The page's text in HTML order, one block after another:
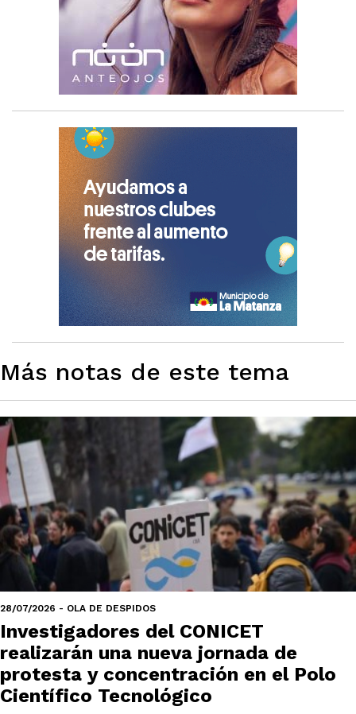
Más notas de este tema
28/07/2026 - OLA DE DESPIDOS
Investigadores del CONICET
realizarán una nueva jornada de
protesta y concentración en el Polo
Científico Tecnológico